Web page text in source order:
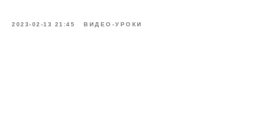
2023-02-13 21:45 ВИДЕО-УРОКИ